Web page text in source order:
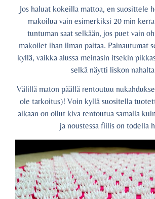
Jos haluat kokeilla mattoa, en suosittele
makoilua vain esimerkiksi 20 min
tuntuman saat selkään, jos puet vain
makoilet ihan ilman paitaa. Painautumat
kyllä, vaikka alussa meinasin itsekin
selkä näytti liskon
Välillä maton päällä rentoutuu
ole tarkoitus)! Voin kyllä suositella
aikaan on ollut kiva rentoutua samalla
ja noustessa fiilis on todella